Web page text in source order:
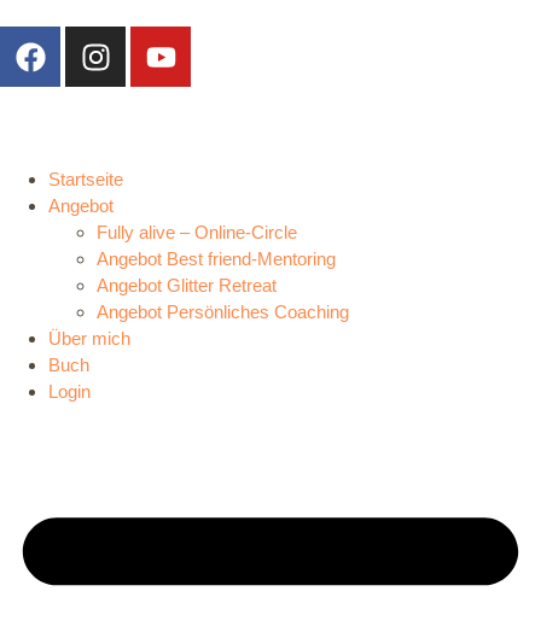
Startseite
Angebot
Fully alive – Online-Circle
Angebot Best friend-Mentoring
Angebot Glitter Retreat
Angebot Persönliches Coaching
Über mich
Buch
Login